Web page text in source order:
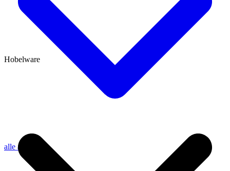
alle anzeigen
Hobelware